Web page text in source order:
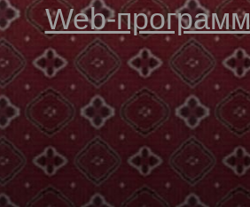
Web-